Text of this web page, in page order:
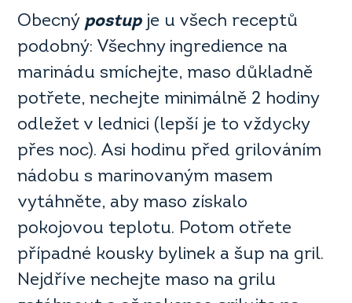
Obecný postup je u všech receptů
podobný: Všechny ingredience na
marinádu smíchejte, maso důkladně
potřete, nechejte minimálně 2 hodiny
odležet v lednici (lepší je to vždycky
přes noc). Asi hodinu před grilováním
nádobu s marinovaným masem
vytáhněte, aby maso získalo
pokojovou teplotu. Potom otřete
případné kousky bylinek a šup na gril.
Nejdříve nechejte maso na grilu